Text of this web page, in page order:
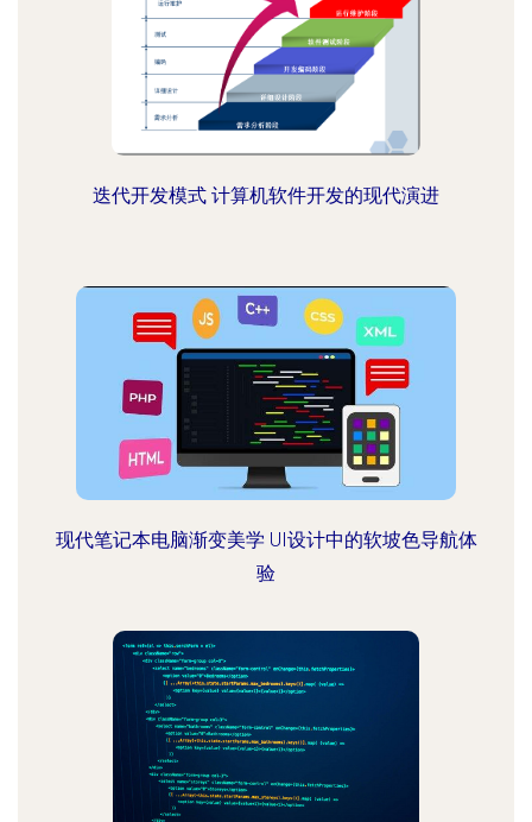
迭代开发模式 计算机软件开发的现代演进
现代笔记本电脑渐变美学 UI设计中的软坡色导航体
验